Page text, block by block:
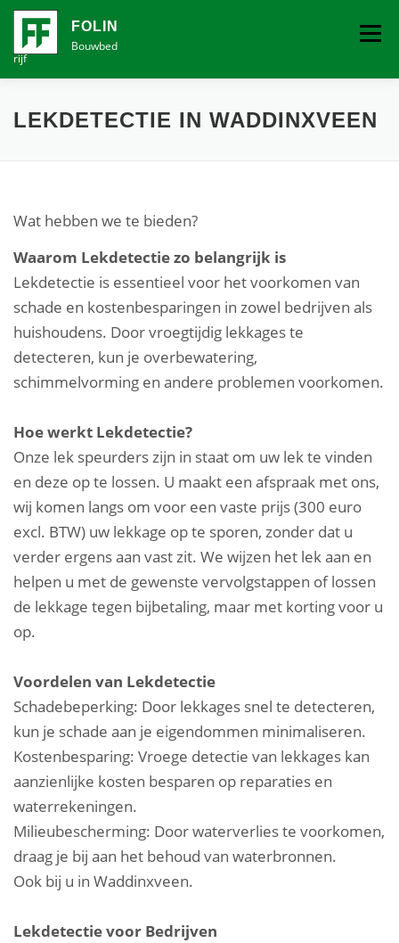
inhoud
FOLIN
Bouwbed
rijf
Menu
VOCHTBESTRIJDING
LEKDETECTIE IN WADDINXVEEN
Wat hebben we te bieden?
Waarom Lekdetectie zo belangrijk is
Lekdetectie is essentieel voor het voorkomen van
schade en kostenbesparingen in zowel bedrijven als
huishoudens. Door vroegtijdig lekkages te
detecteren, kun je overbewatering,
schimmelvorming en andere problemen voorkomen.
Hoe werkt Lekdetectie?
Onze lek speurders zijn in staat om uw lek te vinden
en deze op te lossen. U maakt een afspraak met ons,
wij komen langs om voor een vaste prijs (300 euro
excl. BTW) uw lekkage op te sporen, zonder dat u
verder ergens aan vast zit. We wijzen het lek aan en
helpen u met de gewenste vervolgstappen of lossen
de lekkage tegen bijbetaling, maar met korting voor u
op.
Voordelen van Lekdetectie
Schadebeperking: Door lekkages snel te detecteren,
kun je schade aan je eigendommen minimaliseren.
Kostenbesparing: Vroege detectie van lekkages kan
aanzienlijke kosten besparen op reparaties en
waterrekeningen.
Milieubescherming: Door waterverlies te voorkomen,
draag je bij aan het behoud van waterbronnen.
Ook bij u in Waddinxveen.
Lekdetectie voor Bedrijven